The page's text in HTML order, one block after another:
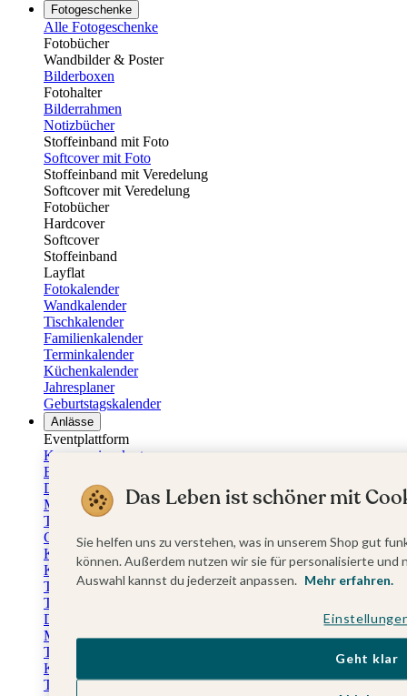
Fotogeschenke
Alle Fotogeschenke
Fotobücher
Wandbilder & Poster
Bilderboxen
Fotohalter
Bilderrahmen
Notizbücher
Stoffeinband mit Foto
Softcover mit Foto
Stoffeinband mit Veredelung
Softcover mit Veredelung
Fotobücher
Hardcover
Softcover
Stoffeinband
Layflat
Fotokalender
Wandkalender
Tischkalender
Familienkalender
Terminkalender
Küchenkalender
Jahresplaner
Geburtstagskalender
Anlässe
Eventplattform
Kommunionskarten
Einladungskarten Kommunion
Danksagung Kommunion
Menükarten Kommunion
Tischkarten Kommunion
Gästebuch Kommunion
Kerzen Kommunion
Kartenbox Kommunion
Taufkarten
Taufeinladungen
Dankeskarten Taufe
Menükarten Taufe
Tischkarten Taufe
Kirchenheft Taufe
Taufkerzen
Das Leben ist schöner mit
Sie helfen uns zu verstehen, was in unserem Shop gut
können. Außerdem nutzen wir sie für personalisierte
Auswahl kannst du jederzeit anpassen. Mehr erfahren.
Geht klar